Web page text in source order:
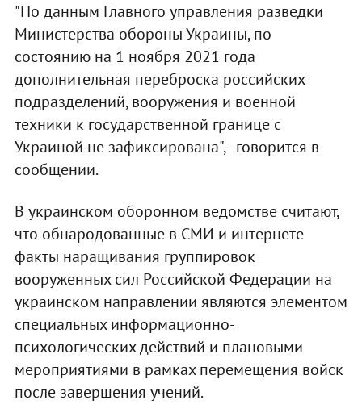
"По данным Главного управления разведки
Министерства обороны Украины, по
состоянию на 1 ноября 2021 года
дополнительная переброска российских
подразделений, вооружения и военной
техники к государственной границе с
Украиной не зафиксирована", - говорится в
сообщении.
В украинском оборонном ведомстве считают,
что обнародованные в СМИ и интернете
факты наращивания группировок
вооруженных сил Российской Федерации на
украинском направлении являются элементом
специальных информационно-
психологических действий и плановыми
мероприятиями в рамках перемещения войск
после завершения учений.